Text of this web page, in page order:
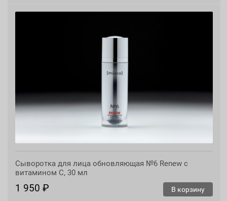
Сыворотка для лица обновляющая №6 Renew с
витамином С, 30 мл
1 950 ₽ В корзину